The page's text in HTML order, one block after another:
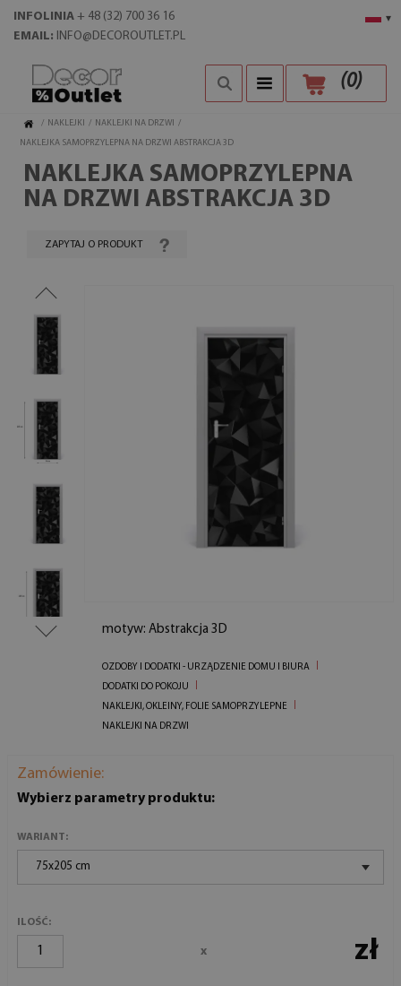
▾
INFOLINIA + 48 (32) 700 36 16
EMAIL: INFO@DECOROUTLET.PL
(0)
/ NAKLEJKI / NAKLEJKI NA DRZWI
/
NAKLEJKA SAMOPRZYLEPNA NA DRZWI ABSTRAKCJA 3D
NAKLEJKA SAMOPRZYLEPNA
NA DRZWI ABSTRAKCJA 3D
ZAPYTAJ O PRODUKT
motyw: Abstrakcja 3D
OZDOBY I DODATKI - URZĄDZENIE DOMU I BIURA
DODATKI DO POKOJU
NAKLEJKI, OKLEINY, FOLIE SAMOPRZYLEPNE
NAKLEJKI NA DRZWI
Zamówienie:
Wybierz parametry produktu:
WARIANT:
75x205 cm
ILOŚĆ:
x zł